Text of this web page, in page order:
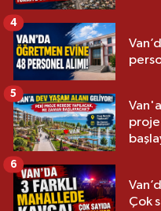
4
proje
5
Çok
6